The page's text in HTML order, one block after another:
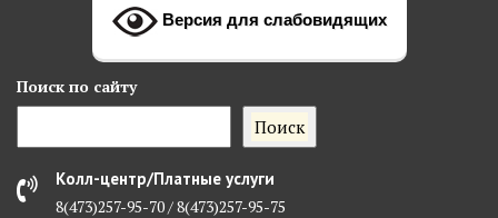
Версия для слабовидящих
Поиск по сайту
Поиск
Колл-центр/Платные услуги
8(473)257-95-70 / 8(473)257-95-75